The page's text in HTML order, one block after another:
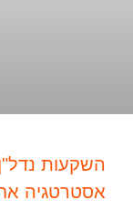
השקעות
אסטרטגיה